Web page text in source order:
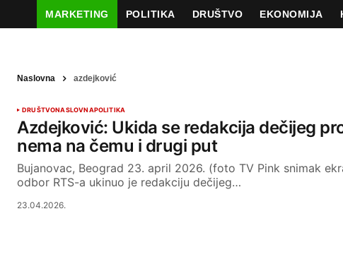
MARKETING POLITIKA DRUŠTVO EKONOMIJA
Naslovna azdejković
DRUŠTVONASLOVNAPOLITIKA
Azdejković: Ukida se redakcija dečijeg
nema na čemu i drugi put
Bujanovac, Beograd 23. april 2026. (foto TV Pink snimak
odbor RTS-a ukinuo je redakciju dečijeg…
23.04.2026.